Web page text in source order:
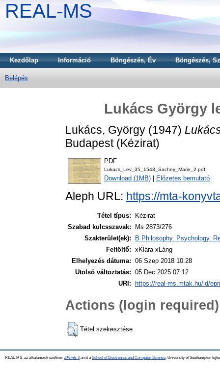
REAL-MS
Kezdőlap Információ Böngészés, Év Böngészés,
Belépés
Lukács György
Lukács, György (1947)
Budapest (Kézirat)
PDF
Lukacs_Lev_35_1543_Sachey_Marie_2.pdf
Download (1MB) Előzetes bemutató
Aleph URL: https://mta-
Tétel típus:
Kézirat
Szabad kulcsszavak:
Ms 2873/276
Szakterület(ek):
B Philosophy. Psychology.
Feltöltő: xKlára xLáng
Elhelyezés dátuma: 06 Szep 2018 10:28
Utolsó változtatás: 05 Dec 2025 07:12
URI:
https://real-ms.mtak.hu/id/
Actions (login required)
Tétel szekesztése
REAL-MS, az alkalamzott szoftver: EPrints 3amit a School of Electronics and Computer Science , University of Southampton